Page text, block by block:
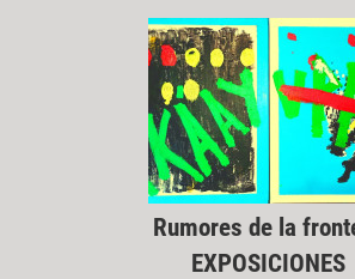
Rumores de la
EXPOSICIONES